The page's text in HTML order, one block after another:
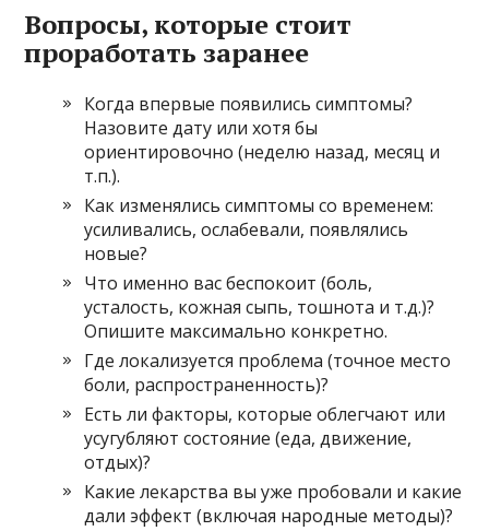
Вопросы, которые стоит
проработать заранее
Когда впервые появились симптомы?
Назовите дату или хотя бы
ориентировочно (неделю назад, месяц и
т.п.).
Как изменялись симптомы со временем:
усиливались, ослабевали, появлялись
новые?
Что именно вас беспокоит (боль,
усталость, кожная сыпь, тошнота и т.д.)?
Опишите максимально конкретно.
Где локализуется проблема (точное место
боли, распространенность)?
Есть ли факторы, которые облегчают или
усугубляют состояние (еда, движение,
отдых)?
Какие лекарства вы уже пробовали и какие
дали эффект (включая народные методы)?